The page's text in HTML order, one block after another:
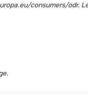
consumers/odr.